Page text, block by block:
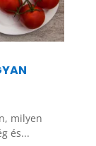
milyen
és...